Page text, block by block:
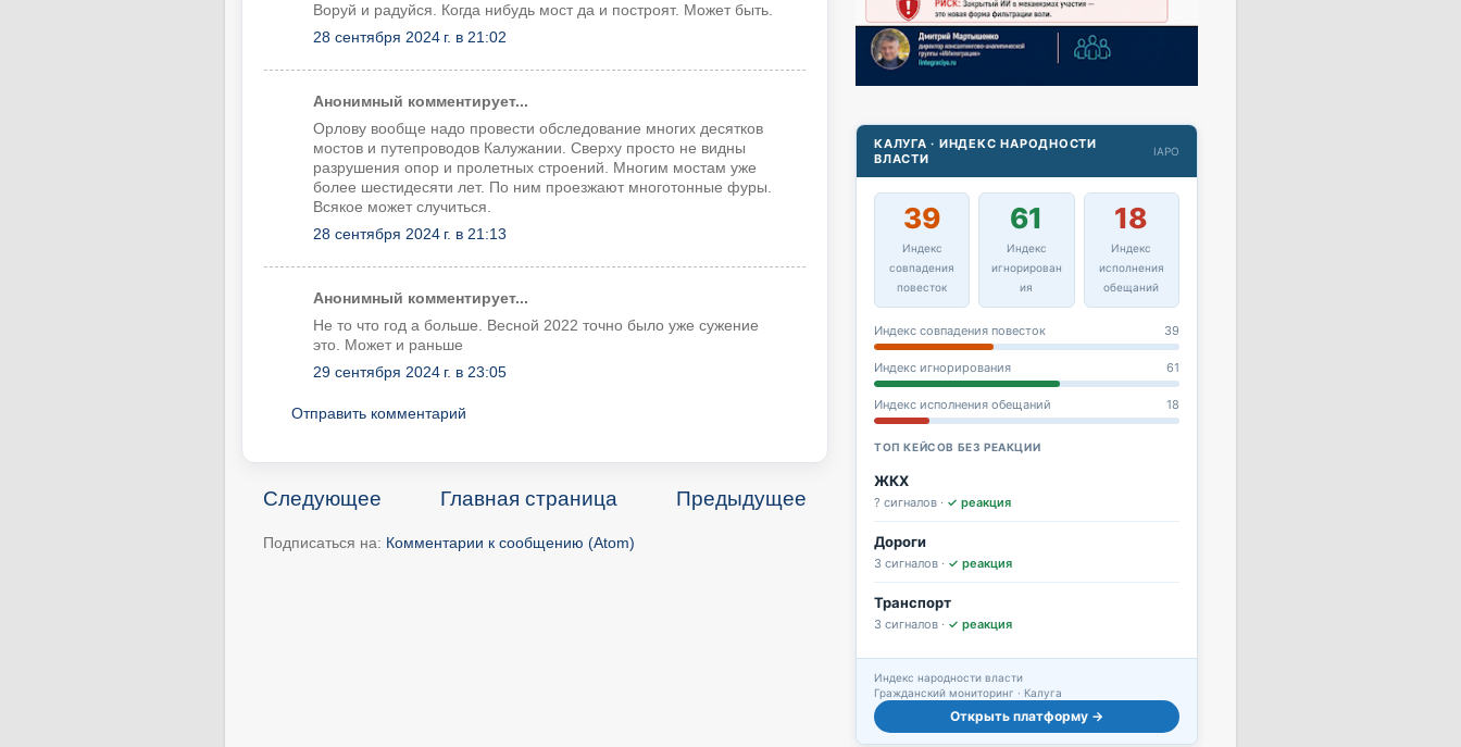
Воруй и радуйся. Когда нибудь мост да и построят. Может быть.
28 сентября 2024 г. в 21:02
Анонимный комментирует...
Орлову вообще надо провести обследование многих десятков
мостов и путепроводов Калужании. Сверху просто не видны
разрушения опор и пролетных строений. Многим мостам уже
более шестидесяти лет. По ним проезжают многотонные фуры.
Всякое может случиться.
28 сентября 2024 г. в 21:13
Анонимный комментирует...
Не то что год а больше. Весной 2022 точно было уже сужение
это. Может и раньше
29 сентября 2024 г. в 23:05
Отправить комментарий
Следующее Предыдущее
Главная страница
Подписаться на: Комментарии к сообщению (Atom)
КАЛУГА · ИНДЕКС НАРОДНОСТИ
ВЛАСТИ
IAPO
39
Индекс
совпадения
повесток
61
Индекс
игнорирован
ия
18
Индекс
исполнения
обещаний
Индекс совпадения повесток 39
Индекс игнорирования 61
Индекс исполнения обещаний 18
ТОП КЕЙСОВ БЕЗ РЕАКЦИИ
ЖКХ
? сигналов · ✓ реакция
Дороги
3 сигналов · ✓ реакция
Транспорт
3 сигналов · ✓ реакция
Индекс народности власти
Гражданский мониторинг · Калуга
Открыть платформу →